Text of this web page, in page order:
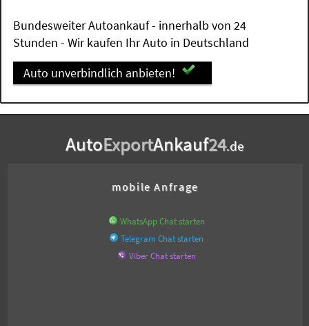
Bundesweiter Autoankauf - innerhalb von 24
Stunden - Wir kaufen Ihr Auto in Deutschland
Auto unverbindlich anbieten!
AutoExportAnkauf24.de
mobile Anfrage
WhatsApp Chat starten
Telegram Chat starten
Viber Chat starten